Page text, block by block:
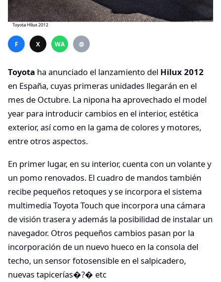
F X WA @
Toyota ha anunciado el lanzamiento del Hilux 2012
en España, cuyas primeras unidades llegarán en el
mes de Octubre. La nipona ha aprovechado el model
year para introducir cambios en el interior, estética
exterior, así como en la gama de colores y motores,
entre otros aspectos.
En primer lugar, en su interior, cuenta con un volante y
un pomo renovados. El cuadro de mandos también
recibe pequeños retoques y se incorpora el sistema
multimedia Toyota Touch que incorpora una cámara
de visión trasera y además la posibilidad de instalar un
navegador. Otros pequeños cambios pasan por la
incorporación de un nuevo hueco en la consola del
techo, un sensor fotosensible en el salpicadero,
nuevas tapicerías�?� etc